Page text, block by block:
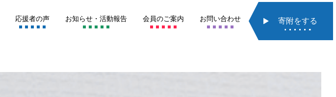
応援者の声 お知らせ・ 活動報告 会員のご案内 お問い合わせ 寄附をする